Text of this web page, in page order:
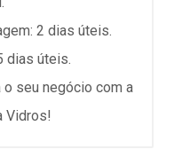
2 dias úteis.
dias úteis.
o seu negócio com a
Vidros!